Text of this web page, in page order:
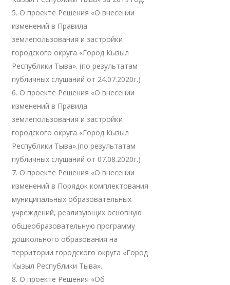
5. О проекте Решения «О внесении
изменений в Правила
землепользования и застройки
городского округа «Город Кызыл
Республики Тыва». (по результатам
публичных слушаний от 24.07.2020г.)
6. О проекте Решения «О внесении
изменений в Правила
землепользования и застройки
городского округа «Город Кызыл
Республики Тыва».(по результатам
публичных слушаний от 07.08.2020г.)
7. О проекте Решения «О внесении
изменений в Порядок комплектования
муниципальных образовательных
учреждений, реализующих основную
общеобразовательную программу
дошкольного образования на
территории городского округа «Город
Кызыл Республики Тыва».
8. О проекте Решения «Об